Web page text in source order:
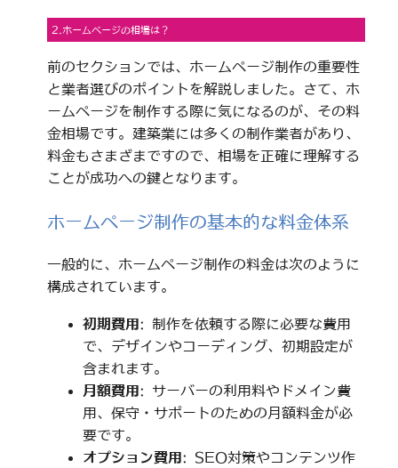
2.ホームページの相場は？
前のセクションでは、ホームページ制作の重要性
と業者選びのポイントを解説しました。さて、ホ
ームページを制作する際に気になるのが、その料
金相場です。建築業には多くの制作業者があり、
料金もさまざまですので、相場を正確に理解する
ことが成功への鍵となります。
ホームページ制作の基本的な料金体系
一般的に、ホームページ制作の料金は次のように
構成されています。
初期費用: 制作を依頼する際に必要な費用
で、デザインやコーディング、初期設定が
含まれます。
月額費用: サーバーの利用料やドメイン費
用、保守・サポートのための月額料金が必
要です。
オプション費用: SEO対策やコンテンツ作